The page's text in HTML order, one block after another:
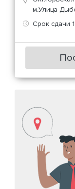
м.Улица
Срок сдачи